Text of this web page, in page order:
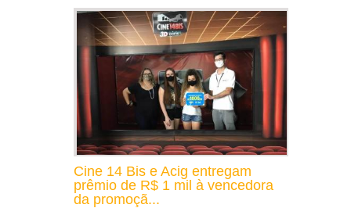
Cine 14 Bis e Acig entregam
prêmio de R$ 1 mil à vencedora
da promoçã...